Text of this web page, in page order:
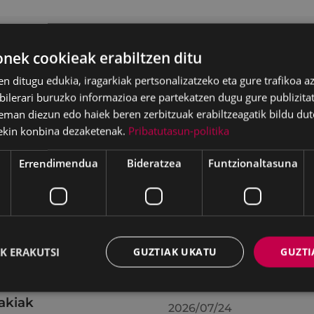
2026ko
27an egindako
KIUBeko bulegoa
egongo da
2026/07/24
cookieak erabiltzen ditu
ditugu edukia, iragarkiak pertsonalizatzeko eta gure trafikoa
buruzko informazioa ere partekatzen dugu gure
diezun edo haiek beren zerbitzuak erabiltzeagatik bildu
konbina dezaketenak. Pribatutasun-politika
Errendimendua Bideratzea Funtzionaltasuna
GUZTIAK UKATU
ERAKUTSI